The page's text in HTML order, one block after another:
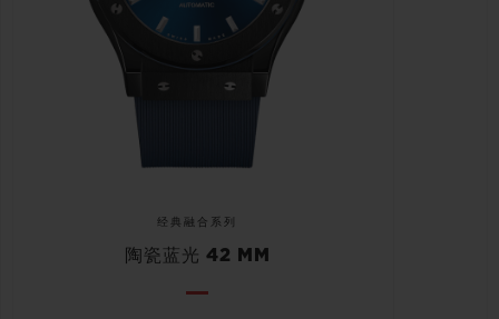
经典融合系列
陶瓷蓝光 42 MM